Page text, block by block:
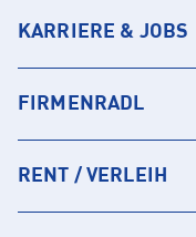
KARRIERE & JOBS
FIRMENRADL
RENT / VERLEIH